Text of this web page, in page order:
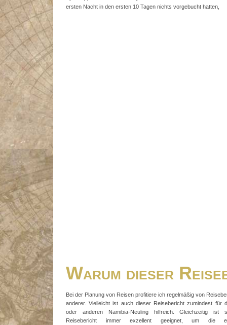
ersten Nacht in den ersten 10 Tagen nichts vorgebucht hatten,
Warum dieser
Bei der Planung von Reisen profitiere ich regelmäßig von
anderer. Vielleicht ist auch dieser Reisebericht zumindest für
oder anderen Namibia-Neuling hilfreich. Gleichzeitig ist
Reisebericht immer exzellent geeignet, um die